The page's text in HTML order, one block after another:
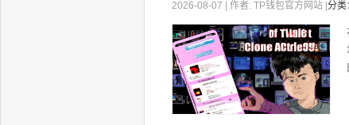
2026-08-07 | 作者: TP钱包官方网站 | 分类